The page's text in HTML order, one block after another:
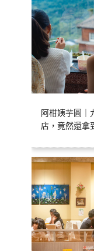
阿柑姨芋圓｜
店，竟然還拿